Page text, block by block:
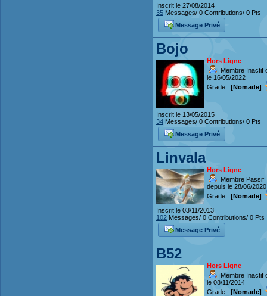
Inscrit le 27/08/2014
35 Messages/ 0 Contributions/ 0 Pts
Message Privé
Bojo
Hors Ligne
Membre Inactif
le 16/05/2022
Grade : [Nomade]
Inscrit le 13/05/2015
34 Messages/ 0 Contributions/ 0 Pts
Message Privé
Linvala
Hors Ligne
Membre Passif
depuis le 28/06/2020
Grade : [Nomade]
Inscrit le 03/11/2013
102 Messages/ 0 Contributions/ 0 Pts
Message Privé
B52
Hors Ligne
Membre Inactif
le 08/11/2014
Grade : [Nomade]